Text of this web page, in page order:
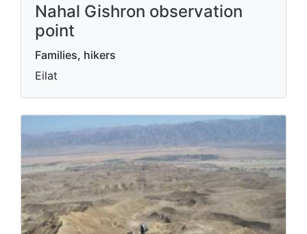
Nahal Gishron observation
point
Families, hikers
Eilat